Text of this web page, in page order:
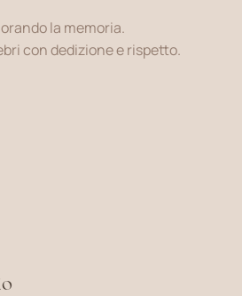
la memoria.
con dedizione e rispetto.